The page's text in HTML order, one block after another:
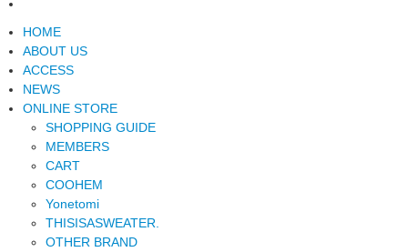
HOME
ABOUT US
ACCESS
NEWS
ONLINE STORE
SHOPPING GUIDE
MEMBERS
CART
COOHEM
Yonetomi
THISISASWEATER.
OTHER BRAND